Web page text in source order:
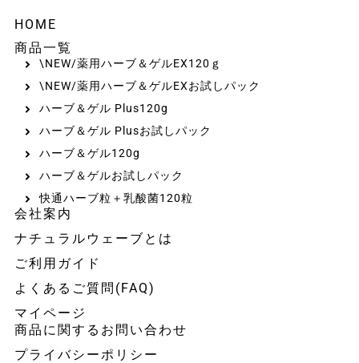
HOME
商品一覧
\NEW/薬用ハーブ＆ゲルEX120ｇ
\NEW/薬用ハーブ＆ゲルEXお試しパック
ハーブ＆ゲル Plus120g
ハーブ＆ゲル Plusお試しパック
ハーブ＆ゲル120g
ハーブ＆ゲルお試しパック
快通ハーブ粒＋乳酸菌120粒
会社案内
ナチュラルウェーブとは
ご利用ガイド
よくあるご質問(FAQ)
マイページ
商品に関するお問い合わせ
プライバシーポリシー